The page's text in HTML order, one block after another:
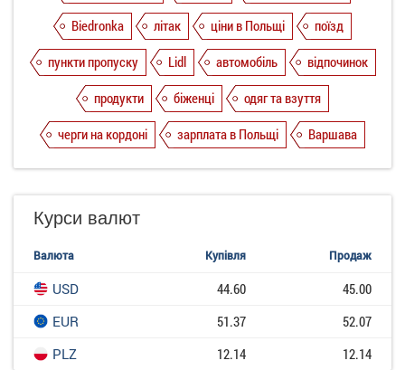
Biedronka
літак ціни в Польщі
поїзд
пункти пропуску
Lidl автомобіль
відпочинок
продукти
біженці
одяг та взуття
черги на кордоні
зарплата в Польщі Варшава
Курси валют
Валюта Купівля Продаж
USD 44.60
45.00
EUR
51.37
52.07
PLZ
12.14 12.14